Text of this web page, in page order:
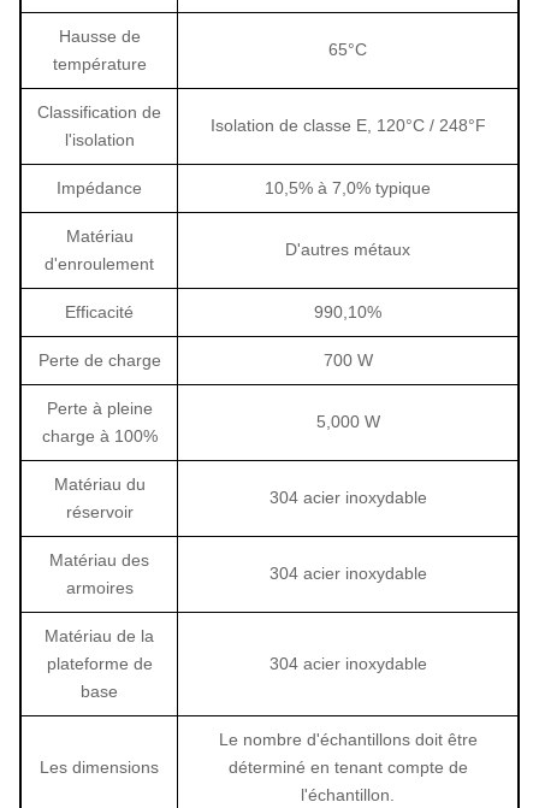
Hausse de
température
65°C
Classification de
l'isolation
Isolation de classe E, 120°C / 248°F
Impédance 10,5% à 7,0% typique
Matériau
d'enroulement
D'autres métaux
Efficacité 990,10%
Perte de charge 700 W
Perte à pleine
charge à 100%
5,000 W
Matériau du
réservoir
304 acier inoxydable
Matériau des
armoires
304 acier inoxydable
Matériau de la
plateforme de
base
304 acier inoxydable
Les dimensions
Le nombre d'échantillons doit être
déterminé en tenant compte de
l'échantillon.